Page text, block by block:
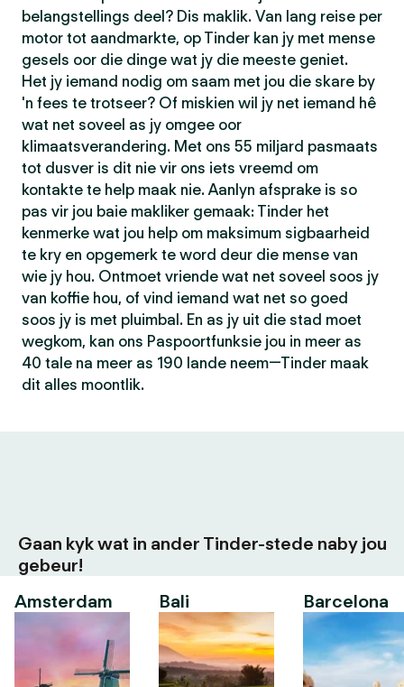
belangstellings deel? Dis maklik. Van lang reise per
motor tot aandmarkte, op Tinder kan jy met mense
gesels oor die dinge wat jy die meeste geniet.
Het jy iemand nodig om saam met jou die skare by
'n fees te trotseer? Of miskien wil jy net iemand hê
wat net soveel as jy omgee oor
klimaatsverandering. Met ons 55 miljard pasmaats
tot dusver is dit nie vir ons iets vreemd om
kontakte te help maak nie. Aanlyn afsprake is so
pas vir jou baie makliker gemaak: Tinder het
kenmerke wat jou help om maksimum sigbaarheid
te kry en opgemerk te word deur die mense van
wie jy hou. Ontmoet vriende wat net soveel soos jy
van koffie hou, of vind iemand wat net so goed
soos jy is met pluimbal. En as jy uit die stad moet
wegkom, kan ons Paspoortfunksie jou in meer as
40 tale na meer as 190 lande neem—Tinder maak
dit alles moontlik.
Gaan kyk wat in ander Tinder-stede naby jou
gebeur!
Amsterdam
Bali Barcelona